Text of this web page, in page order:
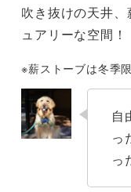
吹き抜けの天井
ュアリーな空間！
※薪ストーブは冬季
自
っ
っ